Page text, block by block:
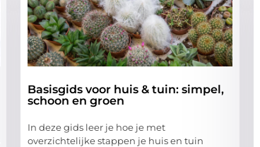
Basisgids voor huis & tuin: simpel,
schoon en groen
In deze gids leer je hoe je met
overzichtelijke stappen je huis en tuin